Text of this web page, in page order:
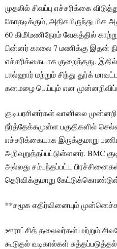
முதலில் சிவப்பு எச்சரிக்கை
கோதடிக்கும், அதிகமிருந்து
60 கிமீ/மணிநேரம் வேகத்தில்
பின்னர் காலை 7 மணிக்கு இதன்
எச்சரிக்கையாக குறைத்தது.
பால்ஹார் மற்றும் சிந்து துர்க்
கனமழை பெய்யும் என
குடியரசினர்கள் வானிலை
நீர்த்தேக்கமுள்ள பகுதிகளில்
எச்சரிக்கையாக இருக்குமாறு
அறிவுறுத்தப்பட்டுள்ளனர். BMC
அல்லது சம்பந்தப்பட்ட
தெரிவிக்குமாறு
**சமூக எதிர்வினையும்
ஊராட்சித் தலைவர்கள் மற்றும்
கூடுதல் வடிகால்கள்